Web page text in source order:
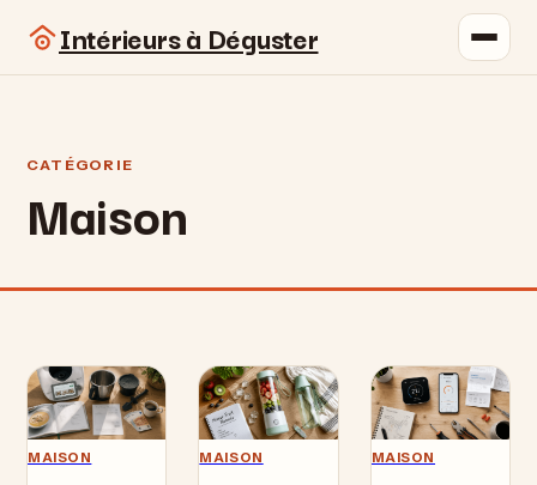
Intérieurs à Déguster
CATÉGORIE
Maison
MAISON MAISON MAISON